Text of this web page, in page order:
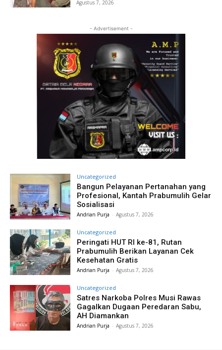
Agustus 7, 2026
- Advertisement -
Uncategorized
Bangun Pelayanan Pertanahan yang
Profesional, Kantah Prabumulih Gelar
Sosialisasi
Andrian Purja - Agustus 7, 2026
Uncategorized
Peringati HUT RI ke-81, Rutan
Prabumulih Berikan Layanan Cek
Kesehatan Gratis
Andrian Purja - Agustus 7, 2026
Uncategorized
Satres Narkoba Polres Musi Rawas
Gagalkan Dugaan Peredaran Sabu,
AH Diamankan
Andrian Purja - Agustus 7, 2026